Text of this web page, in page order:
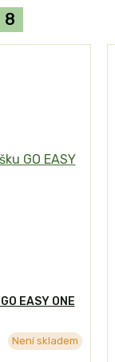
8
EASY ONE
Není skladem